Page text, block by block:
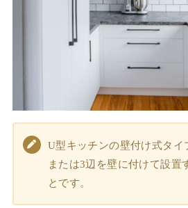
U型キッチンの壁付け式タイ
または3辺を壁に付けて設置
とです。